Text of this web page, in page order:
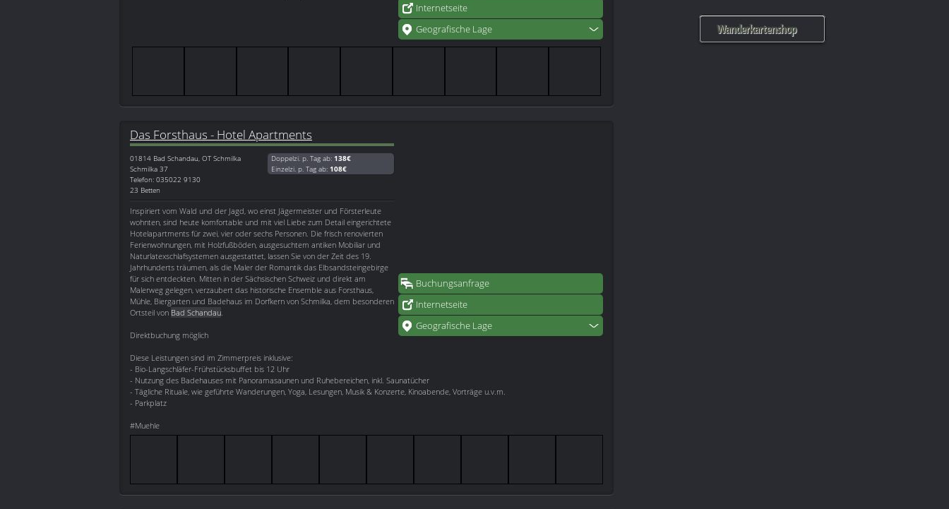
Internetseite
Geografische Lage
Buchungsanfrage
Internetseite
Geografische Lage
Das Forsthaus - Hotel Apartments
01814 Bad Schandau, OT Schmilka
Schmilka 37
Telefon: 035022 9130
23 Betten
Doppelzi. p. Tag ab: 138€
Einzelzi. p. Tag ab: 108€
Inspiriert vom Wald und der Jagd, wo einst Jägermeister und Försterleute
wohnten, sind heute komfortable und mit viel Liebe zum Detail eingerichtete
Hotelapartments für zwei, vier oder sechs Personen. Die frisch renovierten
Ferienwohnungen, mit Holzfußböden, ausgesuchtem antiken Mobiliar und
Naturlatexschlafsystemen ausgestattet, lassen Sie von der Zeit des 19.
Jahrhunderts träumen, als die Maler der Romantik das Elbsandsteingebirge
für sich entdeckten. Mitten in der Sächsischen Schweiz und direkt am
Malerweg gelegen, verzaubert das historische Ensemble aus Forsthaus,
Mühle, Biergarten und Badehaus im Dorfkern von Schmilka, dem besonderen
Ortsteil von Bad Schandau.
Direktbuchung möglich
Diese Leistungen sind im Zimmerpreis inklusive:
- Bio-Langschläfer-Frühstücksbuffet bis 12 Uhr
- Nutzung des Badehauses mit Panoramasaunen und Ruhebereichen, inkl. Saunatücher
- Tägliche Rituale, wie geführte Wanderungen, Yoga, Lesungen, Musik & Konzerte, Kinoabende, Vorträge u.v.m.
- Parkplatz
#Muehle
Wanderkartenshop